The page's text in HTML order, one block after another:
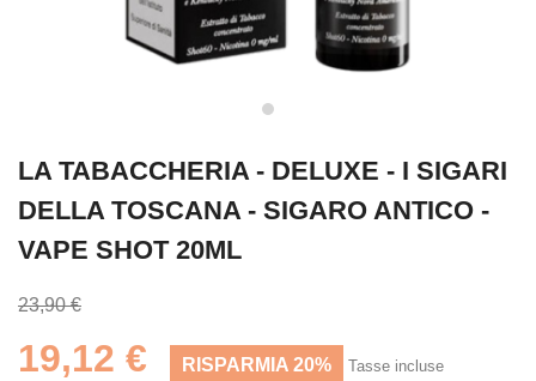
LA TABACCHERIA - DELUXE - I SIGARI
DELLA TOSCANA - SIGARO ANTICO -
VAPE SHOT 20ML
23,90 €
19,12 € RISPARMIA 20% Tasse incluse